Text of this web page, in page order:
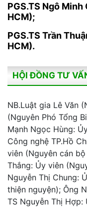
PGS.TS Ngô
HCM);
PGS.TS Trần
HCM).
HỘI ĐỒNG TƯ
NB.Luật gia Lê Văn
(Nguyên Phó Tổng
Mạnh Ngọc Hùng:
Công nghệ TP.Hồ
viên (Nguyên cán bộ
Thắng: Ủy viên
Nguyễn Thị Chung:
thiện nguyện); Ông
TS Nguyễn Thị